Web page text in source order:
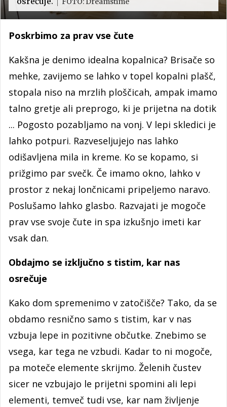
Poskrbimo za prav vse čute
Kakšna je denimo idealna kopalnica? Brisače so
mehke, zavijemo se lahko v topel kopalni plašč,
stopala niso na mrzlih ploščicah, ampak imamo
talno gretje ali preprogo, ki je prijetna na dotik
... Pogosto pozabljamo na vonj. V lepi skledici je
lahko potpuri. Razveseljujejo nas lahko
odišavljena mila in kreme. Ko se kopamo, si
prižgimo par svečk. Če imamo okno, lahko v
prostor z nekaj lončnicami pripeljemo naravo.
Poslušamo lahko glasbo. Razvajati je mogoče
prav vse svoje čute in spa izkušnjo imeti kar
vsak dan.
Obdajmo se izključno s tistim, kar nas
osrečuje
Kako dom spremenimo v zatočišče? Tako, da se
obdamo resnično samo s tistim, kar v nas
vzbuja lepe in pozitivne občutke. Znebimo se
vsega, kar tega ne vzbudi. Kadar to ni mogoče,
pa moteče elemente skrijmo. Želenih čustev
sicer ne vzbujajo le prijetni spomini ali lepi
elementi, temveč tudi vse, kar nam življenje